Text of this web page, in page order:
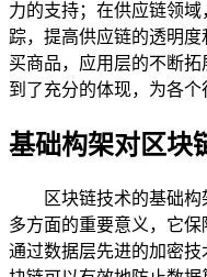
力的支持；在供应链领
踪，提高供应链的透明
买商品，应用层的不断
到了充分的体现，为各个
基础构架对区块
区块链技术的基础
多方面的重要意义，它保
通过数据层先进的加密